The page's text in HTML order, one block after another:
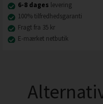
6-8 dages levering
100% tilfredhedsgaranti
Fragt fra 35 kr
E-mærket netbutik